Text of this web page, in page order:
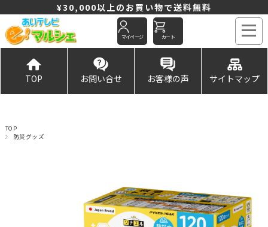
¥30,000以上のお買い物で送料無料
マイページ カート
TOP お問い合せ お客様の声 サイトマップ
TOP
防災グッズ